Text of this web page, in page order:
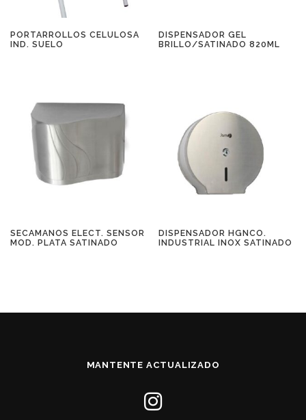
PORTARROLLOS CELULOSA
IND. SUELO
DISPENSADOR GEL
BRILLO/SATINADO 820ML
SECAMANOS ELECT. SENSOR
MOD. PLATA SATINADO
DISPENSADOR HGNCO.
INDUSTRIAL INOX SATINADO
MANTENTE ACTUALIZADO